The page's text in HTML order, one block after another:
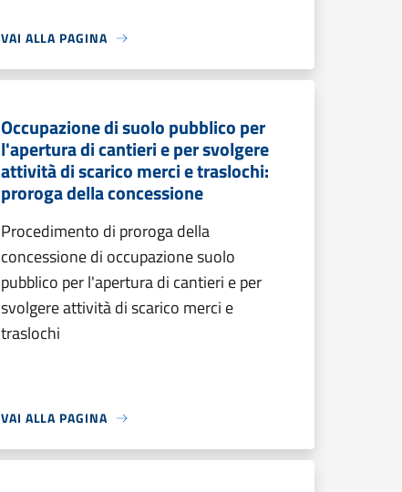
VAI ALLA PAGINA
Occupazione di suolo pubblico per
l'apertura di cantieri e per svolgere
attività di scarico merci e traslochi:
proroga della concessione
Procedimento di proroga della
concessione di occupazione suolo
pubblico per l'apertura di cantieri e per
svolgere attività di scarico merci e
traslochi
VAI ALLA PAGINA